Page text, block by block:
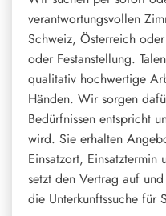
verantwortungsvollen
Schweiz, Österreich
oder Festanstellung.
qualitativ hochwertige
Händen. Wir sorgen
Bedürfnissen entspricht
wird. Sie erhalten
Einsatzort,
setzt den Vertrag auf
die Unterkunftssuche für